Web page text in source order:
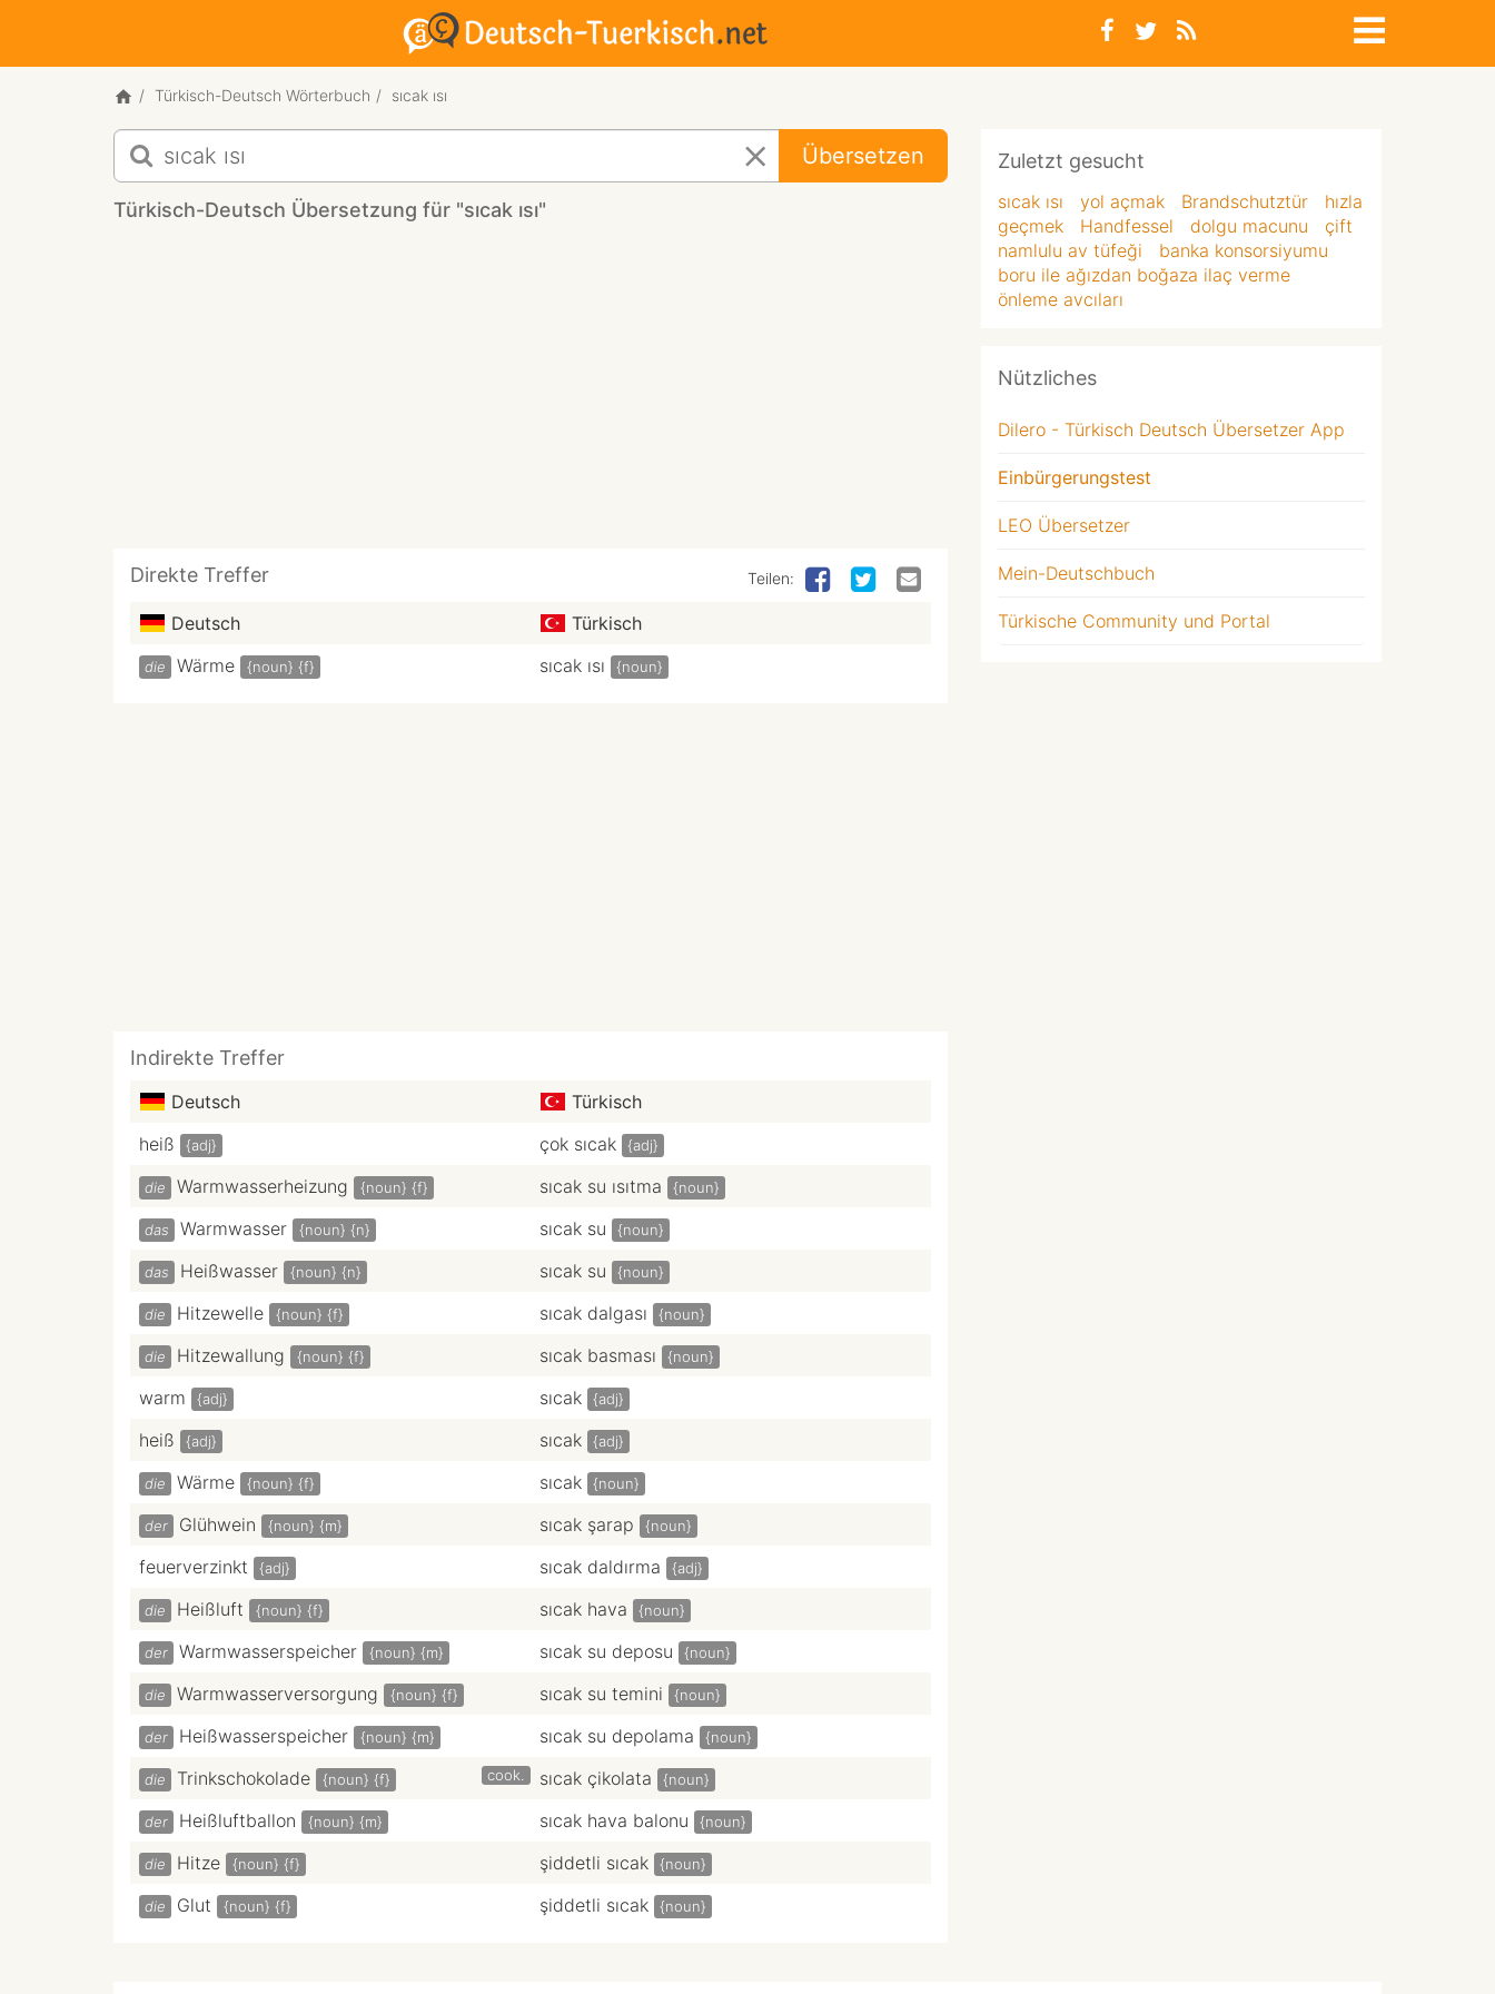
Türkisch-Deutsch Wörterbuch sıcak ısı
Türkisch-
Deutsch
Übersetzung
für
Übersetzen
Türkisch-Deutsch Übersetzung für "sıcak ısı"
Direkte Treffer Teilen:
Deutsch Türkisch
die Wärme {noun} {f} sıcak ısı {noun}
Indirekte Treffer
Deutsch
Türkisch
heiß
{adj} çok sıcak {adj}
die Warmwasserheizung {noun} {f} sıcak su ısıtma {noun}
das Warmwasser {noun} {n} sıcak su {noun}
das Heißwasser {noun} {n} sıcak su {noun}
die Hitzewelle {noun} {f} sıcak dalgası {noun}
die Hitzewallung {noun} {f} sıcak basması {noun}
warm {adj} sıcak {adj}
heiß {adj} sıcak {adj}
die Wärme {noun} {f} sıcak {noun}
der Glühwein {noun} {m} sıcak şarap {noun}
feuerverzinkt {adj} sıcak daldırma {adj}
die Heißluft {noun} {f} sıcak hava {noun}
der Warmwasserspeicher {noun} {m} sıcak su deposu {noun}
die Warmwasserversorgung {noun} {f} sıcak su temini {noun}
der Heißwasserspeicher {noun} {m} sıcak su depolama {noun}
die Trinkschokolade {noun} {f} cook. sıcak çikolata {noun}
der Heißluftballon {noun} {m} sıcak hava balonu {noun}
die Hitze {noun} {f} şiddetli sıcak {noun}
die Glut {noun} {f} şiddetli sıcak {noun}
Zuletzt gesucht
sıcak ısı yol açmak Brandschutztür
hızla
geçmek
Handfessel dolgu macunu
çift
namlulu av tüfeği
banka konsorsiyumu
boru ile ağızdan boğaza ilaç verme
önleme avcıları
Nützliches
Dilero - Türkisch Deutsch Übersetzer App
Einbürgerungstest
LEO Übersetzer
Mein-Deutschbuch
Türkische Community und Portal